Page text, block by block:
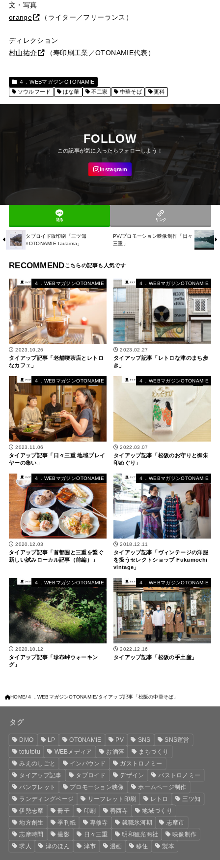
文・写真
orange
（ライター／フリーランス）
ディレクション
村山祐介
（寿印刷工業／OTONAMIE代表）
４．WEBマガジンOTONAMIE
ソウルフード
はな華 不二家 中華そば 更科
FOLLOW
送る リンク
タブロイド版印刷「三ツ知
×OTONAMIE tadaima」
PV/プロモーション映像制作「日々
三重」
RECOMMEND
４．WEBマガジンOTONAMIE
2023.10.26
タイアップ記事「老舗喫茶店とレトロ
なカフェ」
４．WEBマガジンOTONAMIE
2023.02.27
タイアップ記事「レトロな津のまち歩
き」
４．WEBマガジンOTONAMIE
2023.11.06
タイアップ記事「日々三重 地域プレイ
ヤーの集い」
４．WEBマガジンOTONAMIE
2022.03.07
タイアップ記事「松阪のお守りと御朱
印めぐり」
４．WEBマガジンOTONAMIE
2020.12.03
タイアップ記事「首都圏と三重を繋ぐ
新しい試みローカル記事（前編）」
４．WEBマガジンOTONAMIE
2018.12.11
タイアップ記事「ヴィンテージの洋服
を扱うセレクトショップ Fukumochi
vintage」
４．WEBマガジンOTONAMIE
2020.10.12
タイアップ記事「珍布峠ウォーキン
グ」
４．WEBマガジンOTONAMIE
2022.12.16
タイアップ記事「松阪の手土産」
HOME ４．WEBマガジンOTONAMIE タイアップ記事「松阪の中華そば」
タグ
DMO LP OTONAMIE PV SNS
SNS運営
totutotu
WEBメディア お洒落
まちづくり
みえのしごと
インバウンド
ガストロノミー
タイアップ記事
タブロイド デザイン
バストロノミー
パンフレット
プロモーション映像
ホームページ制作
ランディングページ
リーフレット印刷 レトロ
三ツ知
伊勢志摩
冊子 印刷 善西寺
地域づくり
地方創生
季刊紙 専修寺 就職氷河期
志摩市
志摩時間
撮影 日々三重 明和観光商社
映像制作
求人
津のほん 津市 漫画 移住 製本